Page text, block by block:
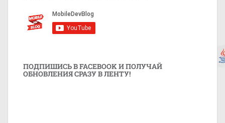
ПОДПИШИСЬ В FACEBOOK И ПОЛУЧАЙ
ОБНОВЛЕНИЯ СРАЗУ В ЛЕНТУ!